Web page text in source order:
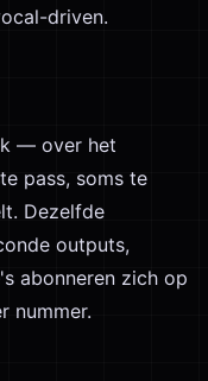
driven.
— over het
pass, soms te
Dezelfde
outputs,
abonneren zich op
nummer.